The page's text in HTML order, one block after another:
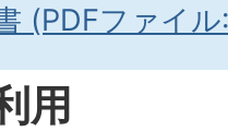
(PDFファイ
用